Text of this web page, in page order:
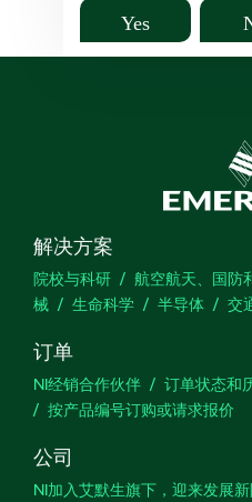
Yes
解决方案
院校与科研 航空航天、国防
械
生命科学 半导体 交
订单
NI经销合作伙伴 订单状态和
按产品编号订购或请求报价
公司
NI加入艾默生旗下，迎来发展